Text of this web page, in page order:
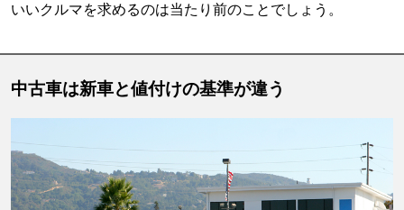
いいクルマを求めるのは当たり前のことでしょう。
中古車は新車と値付けの基準が違う